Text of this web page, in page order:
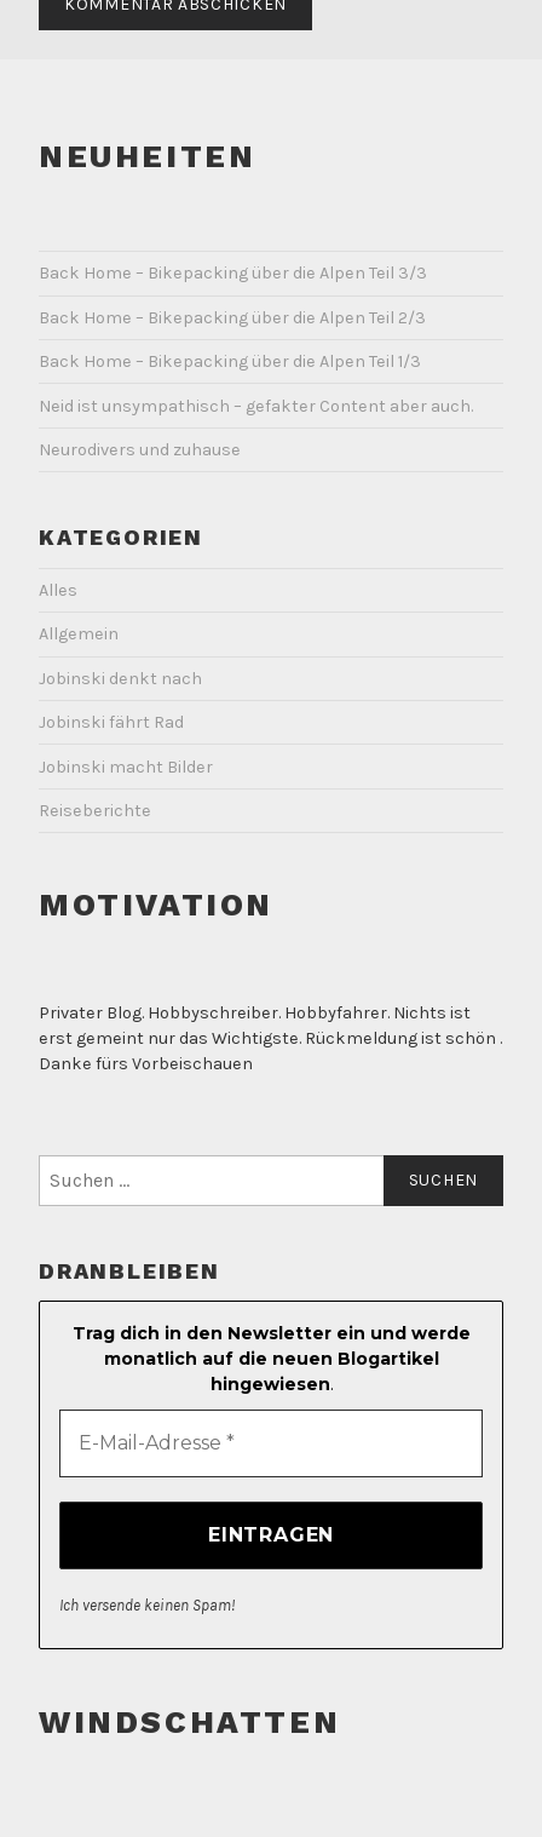
NEUHEITEN
Back Home – Bikepacking über die Alpen Teil 3/3
Back Home – Bikepacking über die Alpen Teil 2/3
Back Home – Bikepacking über die Alpen Teil 1/3
Neid ist unsympathisch – gefakter Content aber auch.
Neurodivers und zuhause
KATEGORIEN
Alles
Allgemein
Jobinski denkt nach
Jobinski fährt Rad
Jobinski macht Bilder
Reiseberichte
MOTIVATION
Privater Blog. Hobbyschreiber. Hobbyfahrer. Nichts ist
erst gemeint nur das Wichtigste. Rückmeldung ist schön .
Danke fürs Vorbeischauen
nach:
DRANBLEIBEN
Trag dich in den Newsletter ein und werde
monatlich auf die neuen Blogartikel
hingewiesen.
Ich versende keinen Spam!
WINDSCHATTEN